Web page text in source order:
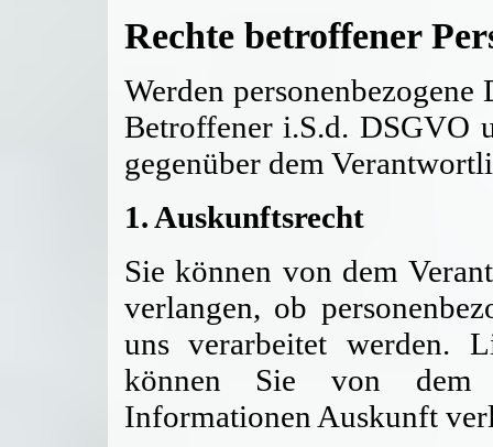
Rechte betroffener
Werden
Betroffener i.S.d. DSGVO
gegenüber dem
1. Auskunftsrecht
Sie können von dem
verlangen, ob
uns verarbeitet werden.
können Sie von dem
Informationen Auskunft